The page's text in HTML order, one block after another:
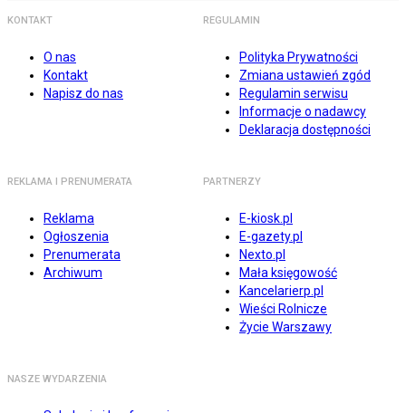
KONTAKT
O nas
Kontakt
Napisz do nas
REGULAMIN
Polityka Prywatności
Zmiana ustawień zgód
Regulamin serwisu
Informacje o nadawcy
Deklaracja dostępności
REKLAMA I PRENUMERATA
Reklama
Ogłoszenia
Prenumerata
Archiwum
PARTNERZY
E-kiosk.pl
E-gazety.pl
Nexto.pl
Mała księgowość
Kancelarierp.pl
Wieści Rolnicze
Życie Warszawy
NASZE WYDARZENIA